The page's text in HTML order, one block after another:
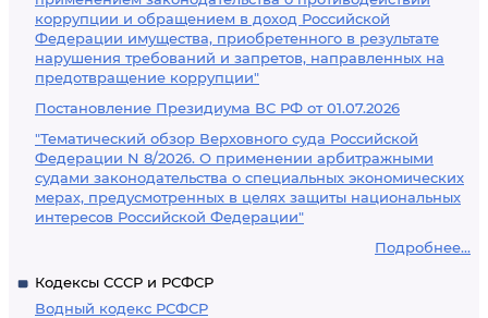
коррупции и обращением в доход Российской
Федерации имущества, приобретенного в результате
нарушения требований и запретов, направленных на
предотвращение коррупции"
Постановление Президиума ВС РФ от 01.07.2026
"Тематический обзор Верховного суда Российской
Федерации N 8/2026. О применении арбитражными
судами законодательства о специальных экономических
мерах, предусмотренных в целях защиты национальных
интересов Российской Федерации"
Подробнее...
Кодексы СССР и РСФСР
Водный кодекс РСФСР